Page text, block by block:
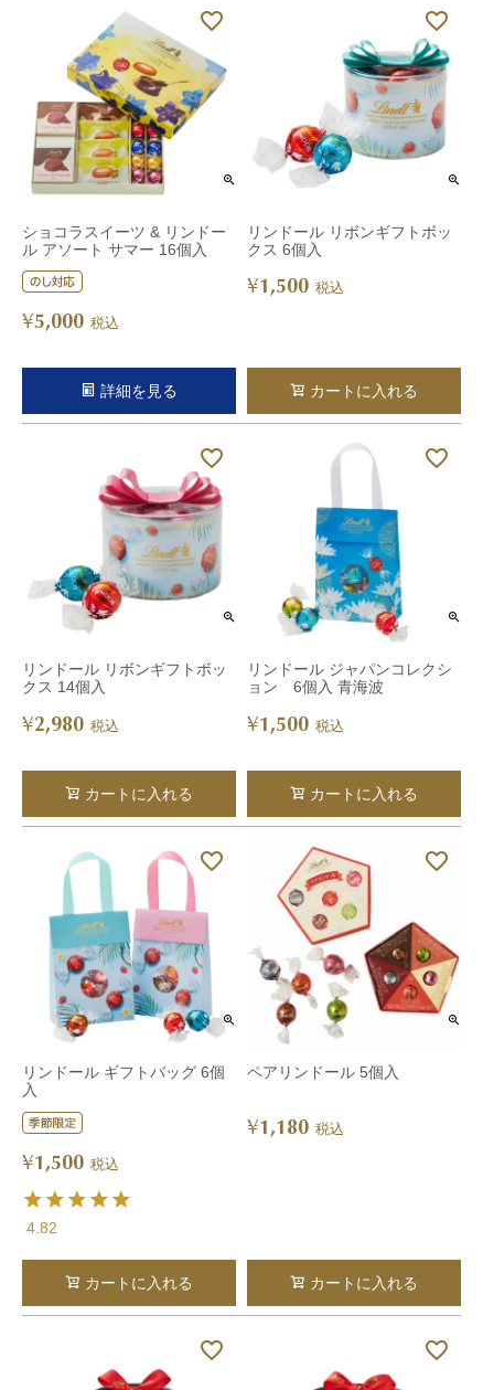
ショコラスイーツ & リンドー
ル アソート サマー 16個入
¥5,000 税込
詳細を見る
リンドール リボンギフトボッ
クス 6個入
¥1,500 税込
カートに入れる
リンドール リボンギフトボッ
クス 14個入
¥2,980 税込
カートに入れる
リンドール ジャパンコレクシ
ョン 6個入 青海波
¥1,500 税込
カートに入れる
リンドール ギフトバッグ 6個
入
¥1,500 税込
4.82
カートに入れる
ペアリンドール 5個入
¥1,180 税込
カートに入れる